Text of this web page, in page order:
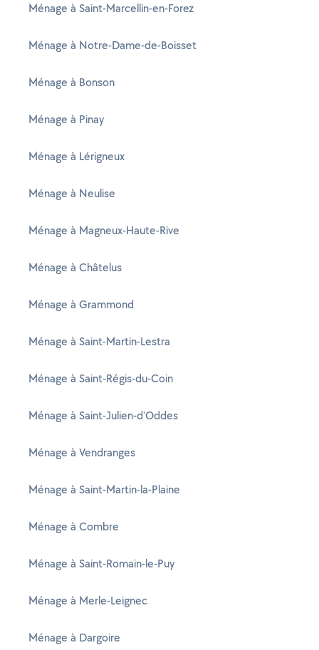
Ménage à Saint-Marcellin-en-Forez
Ménage à Notre-Dame-de-Boisset
Ménage à Bonson
Ménage à Pinay
Ménage à Lérigneux
Ménage à Neulise
Ménage à Magneux-Haute-Rive
Ménage à Châtelus
Ménage à Grammond
Ménage à Saint-Martin-Lestra
Ménage à Saint-Régis-du-Coin
Ménage à Saint-Julien-d'Oddes
Ménage à Vendranges
Ménage à Saint-Martin-la-Plaine
Ménage à Combre
Ménage à Saint-Romain-le-Puy
Ménage à Merle-Leignec
Ménage à Dargoire